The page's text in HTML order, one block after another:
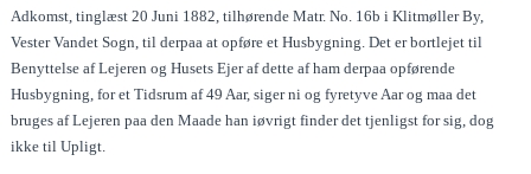
Adkomst, tinglæst 20 Juni 1882, tilhørende Matr. No. 16b i Klitmøller By,
Vester Vandet Sogn, til derpaa at opføre et Husbygning. Det er bortlejet til
Benyttelse af Lejeren og Husets Ejer af dette af ham derpaa opførende
Husbygning, for et Tidsrum af 49 Aar, siger ni og fyretyve Aar og maa det
bruges af Lejeren paa den Maade han iøvrigt finder det tjenligst for sig, dog
ikke til Upligt.